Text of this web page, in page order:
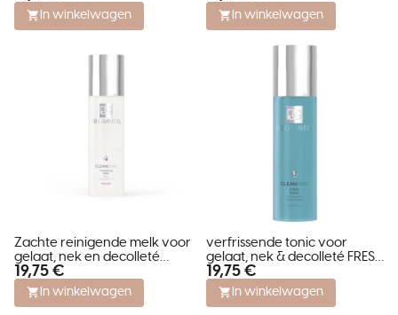
In winkelwagen In winkelwagen
Zachte reinigende melk voor
gelaat, nek en decolleté
CLEANSING MILK
19,75 €
In winkelwagen
verfrissende tonic voor
gelaat, nek & decolleté FRESH
TONIC - feel fresh
19,75 €
In winkelwagen